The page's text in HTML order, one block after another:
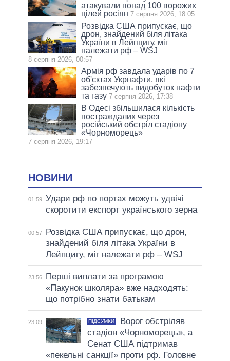
атакували понад 100 ворожих
цілей росіян 7 серпня 2026, 18:05
Розвідка США припускає, що
дрон, знайдений біля літака
України в Лейпцигу, міг
належати рф – WSJ
8 серпня 2026, 00:57
Армія рф завдала ударів по 7
об'єктах Укрнафти, які
забезпечують видобуток нафти
та газу 7 серпня 2026, 17:38
В Одесі збільшилася кількість
постраждалих через
російський обстріл стадіону
«Чорноморець»
7 серпня 2026, 19:17
НОВИНИ
01:59 Удари рф по портах можуть удвічі
скоротити експорт українського зерна
00:57
Розвідка США припускає, що дрон,
знайдений біля літака України в
Лейпцигу, міг належати рф – WSJ
23:56
Перші виплати за програмою
«Пакунок школяра» вже надходять:
що потрібно знати батькам
23:09 ПІДСУМКИ
Ворог обстріляв
стадіон «Чорноморець», а
Сенат США підтримав
«пекельні санкції» проти рф. Головне